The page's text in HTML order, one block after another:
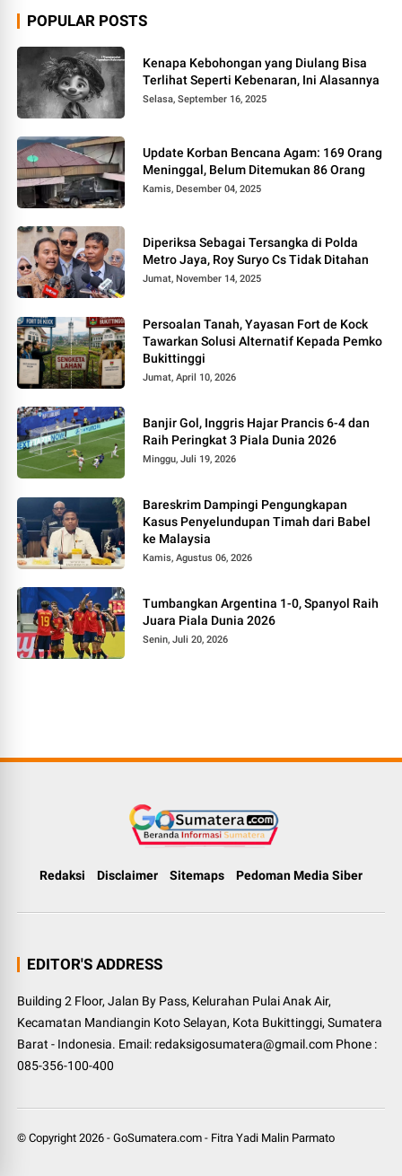
POPULAR POSTS
Kenapa Kebohongan yang Diulang Bisa
Terlihat Seperti Kebenaran, Ini Alasannya
Selasa, September 16, 2025
Update Korban Bencana Agam: 169 Orang
Meninggal, Belum Ditemukan 86 Orang
Kamis, Desember 04, 2025
Diperiksa Sebagai Tersangka di Polda
Metro Jaya, Roy Suryo Cs Tidak Ditahan
Jumat, November 14, 2025
Persoalan Tanah, Yayasan Fort de Kock
Tawarkan Solusi Alternatif Kepada Pemko
Bukittinggi
Jumat, April 10, 2026
Banjir Gol, Inggris Hajar Prancis 6-4 dan
Raih Peringkat 3 Piala Dunia 2026
Minggu, Juli 19, 2026
Bareskrim Dampingi Pengungkapan
Kasus Penyelundupan Timah dari Babel
ke Malaysia
Kamis, Agustus 06, 2026
Tumbangkan Argentina 1-0, Spanyol Raih
Juara Piala Dunia 2026
Senin, Juli 20, 2026
Redaksi Disclaimer Sitemaps Pedoman Media Siber
EDITOR'S ADDRESS
Building 2 Floor, Jalan By Pass, Kelurahan Pulai Anak Air,
Kecamatan Mandiangin Koto Selayan, Kota Bukittinggi, Sumatera
Barat - Indonesia. Email: redaksigosumatera@gmail.com Phone :
085-356-100-400
© Copyright2026 -GoSumatera.com - Fitra Yadi Malin Parmato